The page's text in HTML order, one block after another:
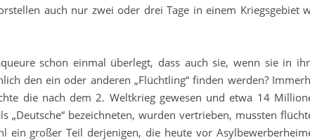
auch nur zwei oder drei Tage in einem Kriegsgebiet
schon einmal überlegt, dass auch sie, wenn sie in
den ein oder anderen „Flüchtling“ finden werden?
die nach dem 2. Weltkrieg gewesen und etwa 14
„Deutsche“ bezeichneten, wurden vertrieben, mussten
ein großer Teil derjenigen, die heute vor